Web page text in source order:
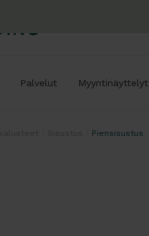
Palvelut Myyntinäyttelyt
Piensisustus